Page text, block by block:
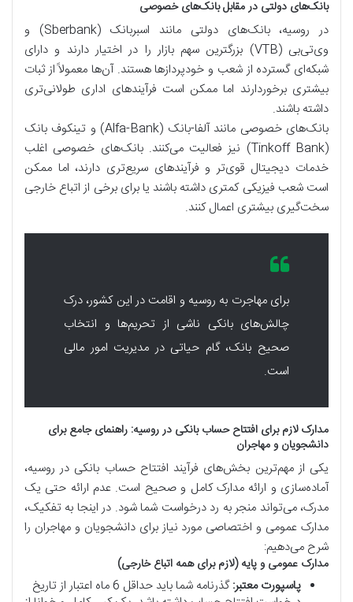
بانک‌های دولتی در مقابل بانک‌های خصوصی
در روسیه، بانک‌های دولتی مانند اسبربانک (Sberbank) و
وی‌تی‌بی (VTB) بزرگترین سهم بازار را در اختیار دارند و دارای
شبکه‌ای گسترده از شعب و خودپردازها هستند. آن‌ها معمولاً از ثبات
بیشتری برخوردارند اما ممکن است فرآیندهای اداری طولانی‌تری
داشته باشند.
بانک‌های خصوصی مانند آلفا-بانک (Alfa-Bank) و تینکوف بانک
(Tinkoff Bank) نیز فعالیت می‌کنند. بانک‌های خصوصی اغلب
خدمات دیجیتال قوی‌تر و فرآیندهای سریع‌تری دارند، اما ممکن
است شعب فیزیکی کمتری داشته باشند یا برای برخی از اتباع خارجی
سخت‌گیری بیشتری اعمال کنند.
برای مهاجرت به روسیه و اقامت در این کشور، درک
چالش‌های بانکی ناشی از تحریم‌ها و انتخاب
صحیح بانک، گام حیاتی در مدیریت امور مالی
است.
مدارک لازم برای افتتاح حساب بانکی در روسیه: راهنمای جامع برای
دانشجویان و مهاجران
یکی از مهم‌ترین بخش‌های فرآیند افتتاح حساب بانکی در روسیه،
آماده‌سازی و ارائه مدارک کامل و صحیح است. عدم ارائه حتی یک
مدرک، می‌تواند منجر به رد درخواست شما شود. در اینجا به تفکیک،
مدارک عمومی و اختصاصی مورد نیاز برای دانشجویان و مهاجران را
شرح می‌دهیم:
مدارک عمومی و پایه (لازم برای همه اتباع خارجی)
پاسپورت معتبر:
گذرنامه شما باید حداقل 6 ماه اعتبار از تاریخ